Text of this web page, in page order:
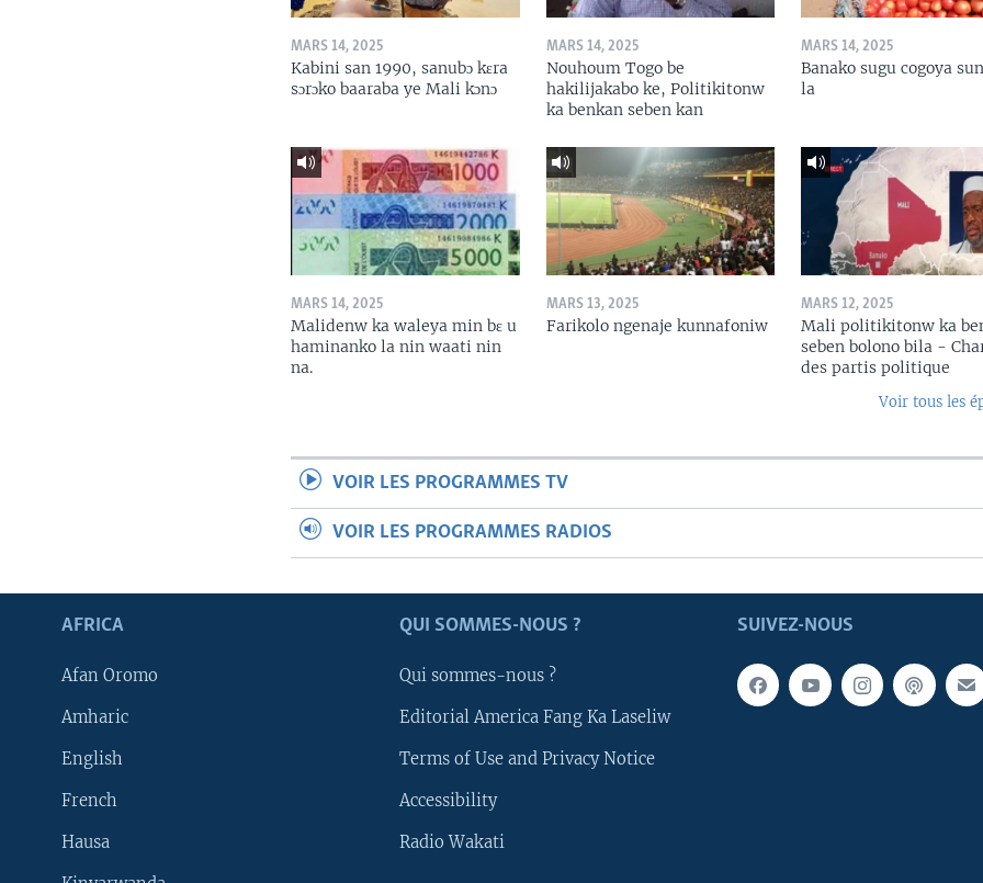
MARS 14, 2025
Kabini san 1990, sanubɔ kɛra
sɔrɔko baaraba ye Mali kɔnɔ
MARS 14, 2025
Nouhoum Togo be
hakilijakabo ke, Politikitonw
ka benkan seben kan
MARS 14, 2025
Banako sugu cogoya
la
MARS 14, 2025
Malidenw ka waleya min bɛ u
haminanko la nin waati nin
na.
MARS 13, 2025
Farikolo ngenaje kunnafoniw
MARS 12, 2025
Mali politikitonw ka
seben bolono bila -
des partis politique
Voir tous les
VOIR LES PROGRAMMES TV
VOIR LES PROGRAMMES RADIOS
SUIVEZ-NOUS
AFRICA
Afan Oromo
Amharic
English
French
Hausa
QUI SOMMES-NOUS ?
Qui sommes-nous ?
Editorial America Fang Ka Laseliw
Terms of Use and Privacy Notice
Accessibility
Radio Wakati